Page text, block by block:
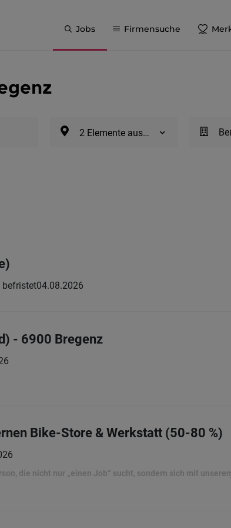
Jobs Firmensuche
2 Elemente ausgewählt
befristet04.08.2026
- 6900 Bregenz
Bike-Store & Werkstatt (50-80 %)
die nicht nur „einen Job“ sucht, sondern sich mit